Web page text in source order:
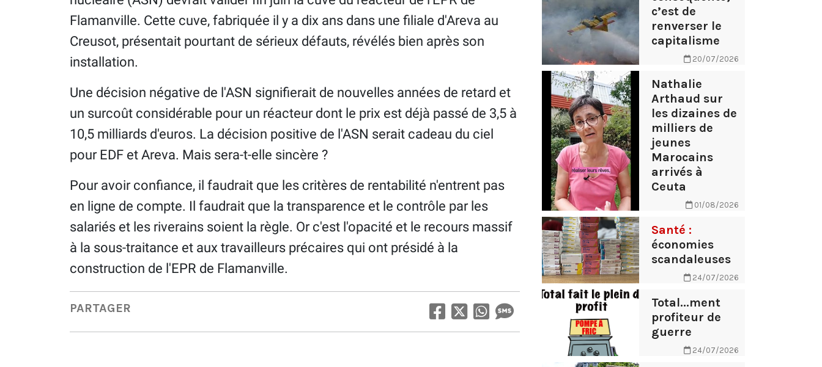
Flamanville. Cette cuve, fabriquée il y a dix ans dans une filiale d'Areva au
Creusot, présentait pourtant de sérieux défauts, révélés bien après son
installation.
Une décision négative de l'ASN signifierait de nouvelles années de retard et
un surcoût considérable pour un réacteur dont le prix est déjà passé de 3,5 à
10,5 milliards d'euros. La décision positive de l'ASN serait cadeau du ciel
pour EDF et Areva. Mais sera-t-elle sincère ?
Pour avoir confiance, il faudrait que les critères de rentabilité n'entrent pas
en ligne de compte. Il faudrait que la transparence et le contrôle par les
salariés et les riverains soient la règle. Or c'est l'opacité et le recours massif
à la sous-traitance et aux travailleurs précaires qui ont présidé à la
construction de l'EPR de Flamanville.
PARTAGER
c’est de
renverser le
capitalisme
20/07/2026
Nathalie
Arthaud sur
les dizaines de
milliers de
jeunes
Marocains
arrivés à
Ceuta
01/08/2026
Santé :
économies
scandaleuses
24/07/2026
Total...ment
profiteur de
guerre
24/07/2026